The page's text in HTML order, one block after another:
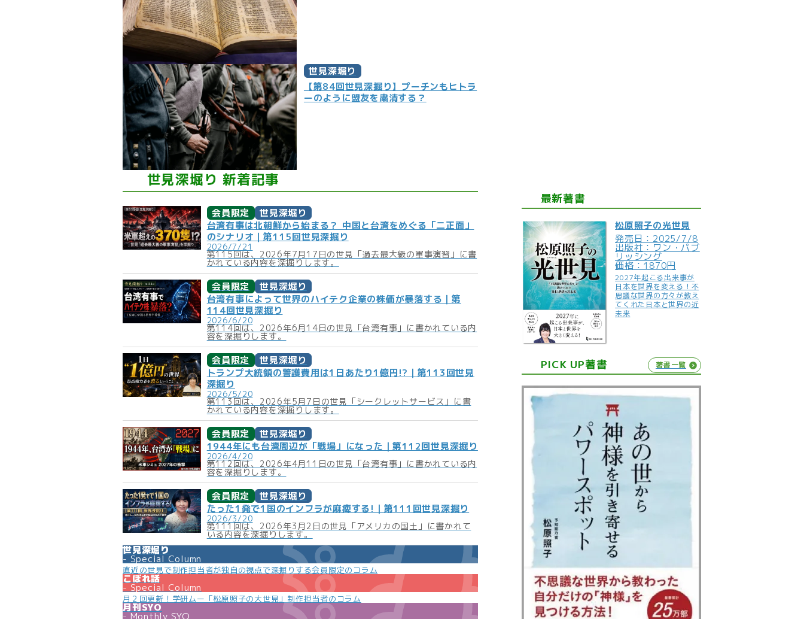
世見深堀り
【第84回世見深掘り】プーチンもヒトラ
ーのように盟友を粛清する？
世見深堀り 新着記事
会員限定
世見深堀り
台湾有事は北朝鮮から始まる？ 中国と台湾をめぐる「二正面」
のシナリオ｜第115回世見深掘り
2026/7/21
第115回は、2026年7月17日の世見「過去最大級の軍事演習」に書
かれている内容を深掘りします。
会員限定
世見深堀り
台湾有事によって世界のハイテク企業の株価が暴落する｜第
114回世見深掘り
2026/6/20
第114回は、2026年6月14日の世見「台湾有事」に書かれている内
容を深掘りします。
会員限定
世見深堀り
トランプ大統領の警護費用は1日あたり1億円!?｜第113回世見
深掘り
2026/5/20
第113回は、2026年5月7日の世見「シークレットサービス」に書
かれている内容を深掘りします。
会員限定
世見深堀り
1944年にも台湾周辺が「戦場」になった｜第112回世見深掘り
2026/4/20
第112回は、2026年4月11日の世見「台湾有事」に書かれている内
容を深掘りします。
会員限定
世見深堀り
たった1発で1国のインフラが麻痺する!｜第111回世見深掘り
2026/3/20
第111回は、2026年3月2日の世見「アメリカの国土」に書かれて
いる内容を深掘りします。
世見深堀り
Special Column
直近の世見で制作担当者が独自の視点で深掘りする会員限定のコラム
こぼれ話
Special Column
月２回更新！学研ムー「松原照子の大世見」制作担当者のコラム
月刊SYO
Monthly SYO
最新著書
松原照子の光世見
発売日：2025/7/8
出版社：ワン・パブ
リッシング
価格：1870円
2027年起こる出来事が
日本を世界を変える！不
思議な世界の方々が教え
てくれた日本と世界の近
未来
PICK UP著書 著書一覧